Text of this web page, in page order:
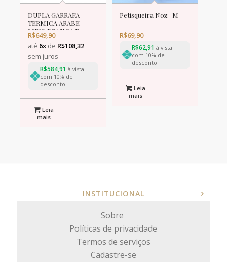
DUPLA GARRAFA
TERMICA ARABE
LUXO BRANCA E
DOURADA
R$649,90
até 6xde R$108,32
sem juros
R$584,91 à vista
com 10% de
desconto
Leia
mais
Petisqueira Noz- M
R$69,90
R$62,91 à vista
com 10% de
desconto
Leia
mais
INSTITUCIONAL
Sobre
Políticas de privacidade
Termos de serviços
Cadastre-se